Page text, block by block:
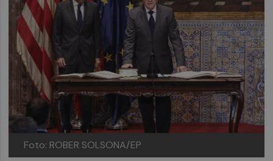
Foto: ROBER SOLSONA/EP